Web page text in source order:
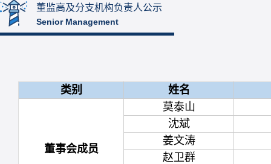
董监高及分支机构负责人公示
Senior Management
类别 姓名
董事会成员
莫泰山
沈斌
姜文涛
赵卫群